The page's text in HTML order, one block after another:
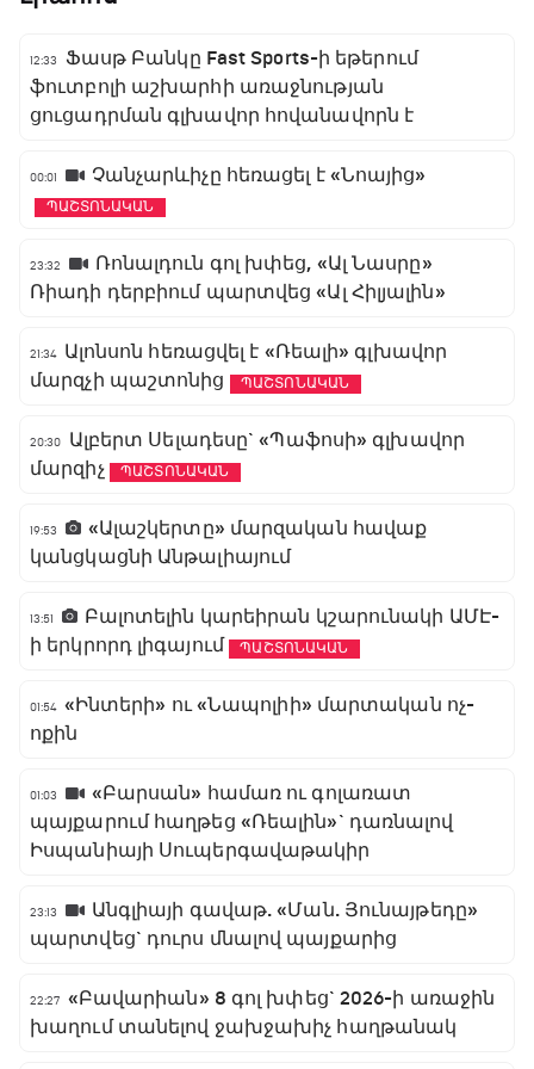
12:33
Ֆասթ Բանկը Fast Sports-ի եթերում
ֆուտբոլի աշխարհի առաջնության
ցուցադրման գլխավոր հովանավորն է
00:01 Չանչարևիչը հեռացել է «Նոայից»
ՊԱՇՏՈՆԱԿԱՆ
23:32
Ռոնալդուն գոլ խփեց, «Ալ Նասրը»
Ռիադի դերբիում պարտվեց «Ալ Հիլյալին»
21:34 Ալոնսոն հեռացվել է «Ռեալի» գլխավոր
մարզչի պաշտոնից
ՊԱՇՏՈՆԱԿԱՆ
20:30
Ալբերտ Սելադեսը` «Պաֆոսի» գլխավոր
մարզիչ
ՊԱՇՏՈՆԱԿԱՆ
19:53
«Ալաշկերտը» մարզական հավաք
կանցկացնի Անթալիայում
13:51
Բալոտելին կարեիրան կշարունակի ԱՄԷ-
ի երկրորդ լիգայում
ՊԱՇՏՈՆԱԿԱՆ
01:54 «Ինտերի» ու «Նապոլիի» մարտական ոչ-
ոքին
01:03
«Բարսան» համառ ու գոլառատ
պայքարում հաղթեց «Ռեալին»` դառնալով
Իսպանիայի Սուպերգավաթակիր
23:13
Անգլիայի գավաթ. «Ման. Յունայթեդը»
պարտվեց` դուրս մնալով պայքարից
22:27 «Բավարիան» 8 գոլ խփեց` 2026-ի առաջին
խաղում տանելով ջախջախիչ հաղթանակ